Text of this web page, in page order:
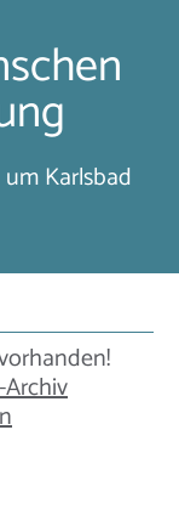
Karlsbad